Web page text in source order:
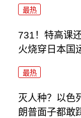
最热
731！特高课
火烧穿日本国
最热
灭人种？以色
朗普面子都敢